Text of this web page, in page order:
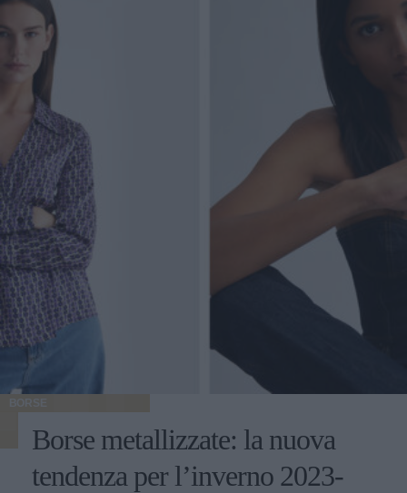
BORSE
Borse metallizzate: la nuova
tendenza per l’inverno 2023-